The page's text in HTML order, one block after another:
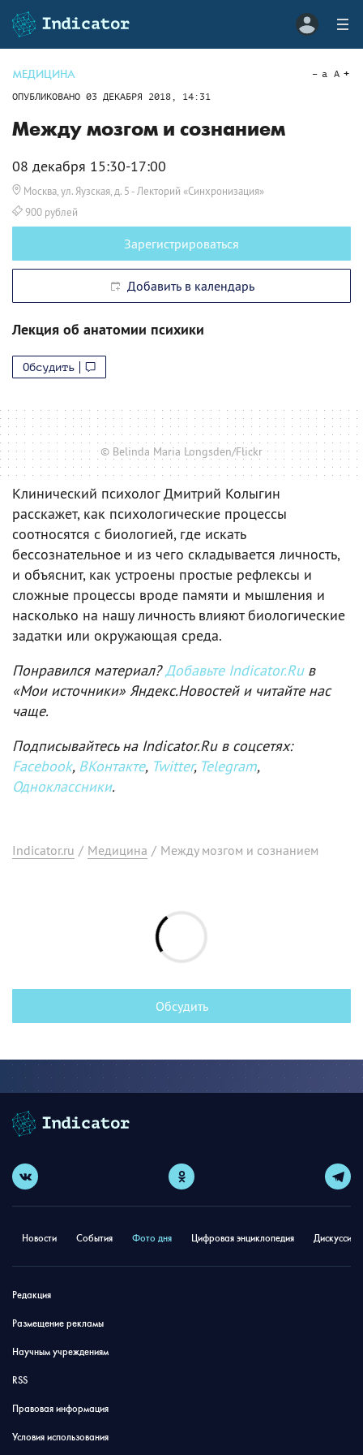
МЕДИЦИНА
ОПУБЛИКОВАНО 03 ДЕКАБРЯ 2018, 14:31
a A
Между мозгом и сознанием
08 декабря 15:30-17:00
Москва, ул. Яузская, д. 5 - Лекторий «Синхронизация»
900 рублей
Зарегистрироваться
Добавить в календарь
Лекция об анатомии психики
Обсудить
© Belinda Maria Longsden/Flickr
Клинический психолог Дмитрий Колыгин
расскажет, как психологические процессы
соотносятся с биологией, где искать
бессознательное и из чего складывается личность,
и объяснит, как устроены простые рефлексы и
сложные процессы вроде памяти и мышления и
насколько на нашу личность влияют биологические
задатки или окружающая среда.
Понравился материал?Добавьте Indicator.Ruв
«Мои источники» Яндекс.Новостей и читайте нас
чаще.
Подписывайтесь на Indicator.Ru в соцсетях:
Facebook, ВКонтакте, Twitter, Telegram,
Одноклассники.
Indicator.ru / Медицина / Между мозгом и сознанием
Обсудить
Новости События Фото дня Цифровая энциклопедия
Редакция
Размещение рекламы
Научным учреждениям
RSS
Правовая информация
Условия использования